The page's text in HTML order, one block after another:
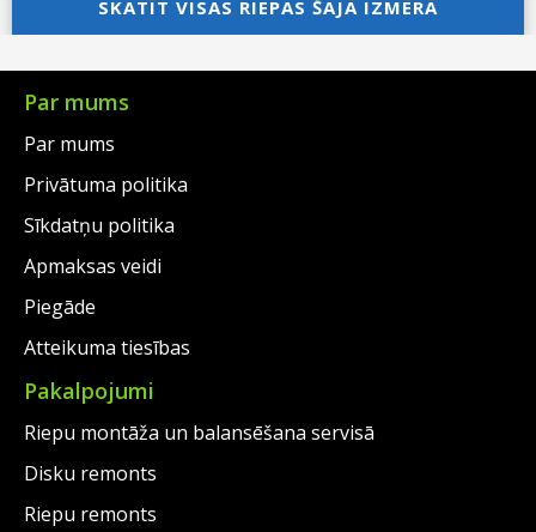
was:
€128.00.
price
is:
€104.00.
€111.00.
is:
SKATĪT VISAS RIEPAS ŠAJĀ IZMĒRĀ
Par mums
Par mums
Privātuma politika
Sīkdatņu politika
Apmaksas veidi
Piegāde
Atteikuma tiesības
Pakalpojumi
Riepu montāža un balansēšana servisā
Disku remonts
Riepu remonts